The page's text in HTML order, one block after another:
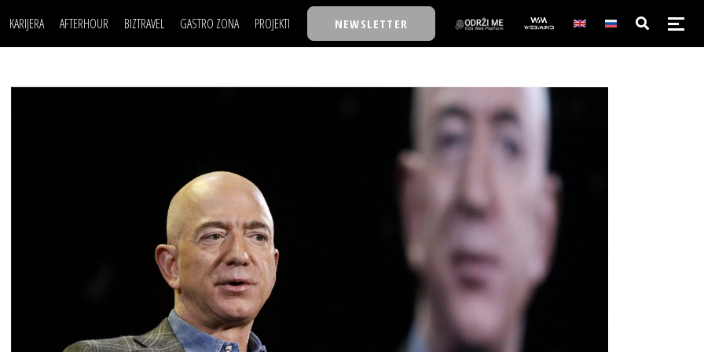
KARIJERA AFTERHOUR BIZTRAVEL GASTRO ZONA PROJEKTI
BIZKOLEGIJUM
BMW BIZNIS LIGA
BIZLIFE WEEK
IZJAVA GODINE
NEWSLETTER
POSAO
MOJ UGAO
FILM I SCENA
AUTO SVET
NAJKOLEGA
30 ISPOD 30
BIZLIFE WEEK
IZJAVA GODINE